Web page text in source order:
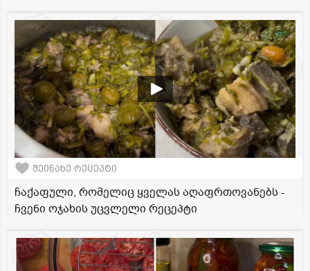
შეინახე რეცეპტი
ჩაქაფული, რომელიც ყველას აღაფრთოვანებს -
ჩვენი ოჯახის უცვლელი რეცეპტი